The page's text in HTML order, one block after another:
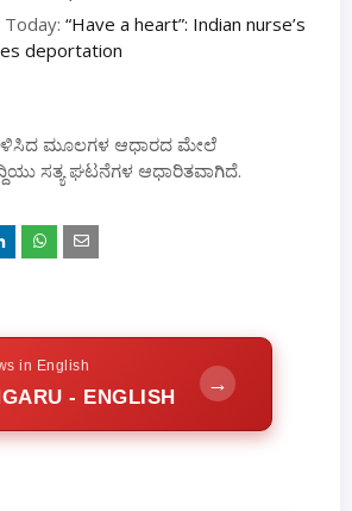
“Have a heart”: Indian nurse’s
deportation
ಮೂಲಗಳ ಆಧಾರದ ಮೇಲೆ
ಸತ್ಯ ಘಟನೆಗಳ ಆಧಾರಿತವಾಗಿದೆ.
in English
- ENGLISH
→